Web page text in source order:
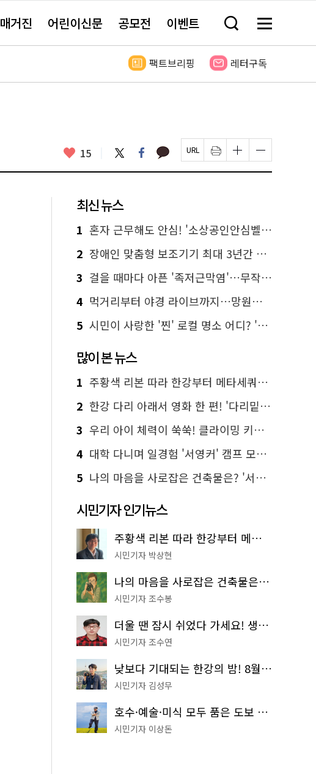
매거진 어린이신문 공모전 이벤트 검
창
기
메
전
보
팩트브리핑 레터구독
좋
요
15 트
위
터
페
이
스
카
카 페
이
지
인
쇄
하
글
자
크
하
기
글
자
크
하
기
최신 뉴스
1 혼자 근무해도 안심! '소상공인안심벨' 신청하세요
2 장애인 맞춤형 보조기기 최대 3년간 무상 대여…삶의 질 높인다
3 걸을 때마다 아픈 '족저근막염'…무작정 참지 말고 '이것' 해보세요!
4 먹거리부터 야경 라이브까지…망원한강공원 알짜 코스
5 시민이 사랑한 '찐' 로컬 명소 어디? '서울에디션25' 추천 코스
많이 본 뉴스
1 주황색 리본 따라 한강부터 메타세쿼이아 숲길까지…서울둘레길 15코스
2 한강 다리 아래서 영화 한 편! '다리밑 영화관' 무료 상영
3 우리 아이 체력이 쑥쑥! 클라이밍 키즈카페·어린이 체력장
4 대학 다니며 일경험 '서영커' 캠프 모집…전액 무료
5 나의 마음을 사로잡은 건축물은? '서울시 건축상' 수상작 공개!
시민기자 인기뉴스
주황색 리본 따라 한강부터 메타세쿼이아 숲길까지…서울둘레길 15코스
시민기자 박상현
나의 마음을 사로잡은 건축물은? '서울시 건축상' 수상작 공개!
시민기자 조수봉
더울 땐 잠시 쉬었다 가세요! 생수 냉장고부터 해피소·무더위쉼터까지
시민기자 조수연
낮보다 기대되는 한강의 밤! 8월 한정 무료 '한강 밤핑' 예약은?
시민기자 김성무
호수·예술·미식 모두 품은 도보 코스! 서울식물원~LG아트센터~마곡테라스거리
시민기자 이상돈